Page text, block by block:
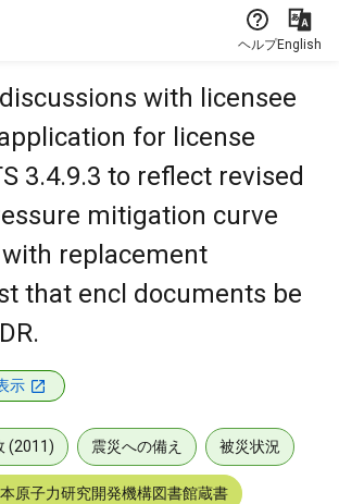
ヘルプEnglish
with licensee
for license
3.4.9.3 to reflect revised
mitigation curve
replacement
that encl documents be
示
(2011) 震災への備え 被災状況
原子力研究開発機構図書館蔵書